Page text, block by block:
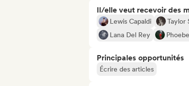
Il/elle veut recevoir des
Lewis Capaldi Taylor
Lana Del Rey
Principales opportunités
Écrire des articles